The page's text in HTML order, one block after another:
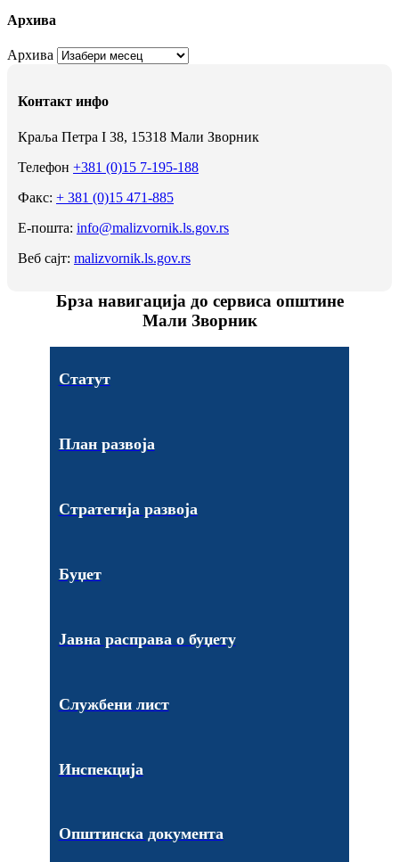
Архива
Архива
Контакт инфо
Краља Петра I 38, 15318 Мали Зворник
Телефон +381 (0)15 7-195-188
Факс: + 381 (0)15 471-885
Е-пошта: info@malizvornik.ls.gov.rs
Веб сајт: malizvornik.ls.gov.rs
Брза навигација до сервиса општине
Мали Зворник
Статут
План развоја
Стратегија развоја
Буџет
Јавна расправа о буџету
Службени лист
Инспекција
Општинска документа